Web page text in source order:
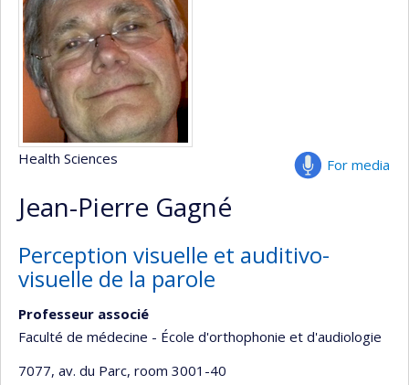
For media
Health Sciences
Jean-Pierre Gagné
Perception visuelle et auditivo-
visuelle de la parole
Professeur associé
Faculté de médecine - École d'orthophonie et d'audiologie
7077, av. du Parc, room 3001-40